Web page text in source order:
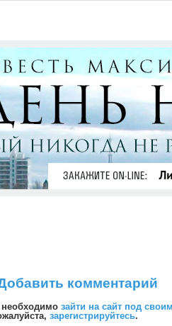
комментарий
зайти на сайт под
зарегистрируйтесь.